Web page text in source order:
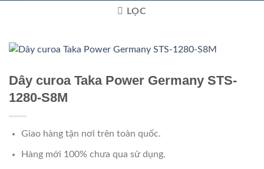
LỌC
Dây curoa Taka Power Germany STS-
1280-S8M
Giao hàng tận nơi trên toàn quốc.
Hàng mới 100% chưa qua sử dụng.